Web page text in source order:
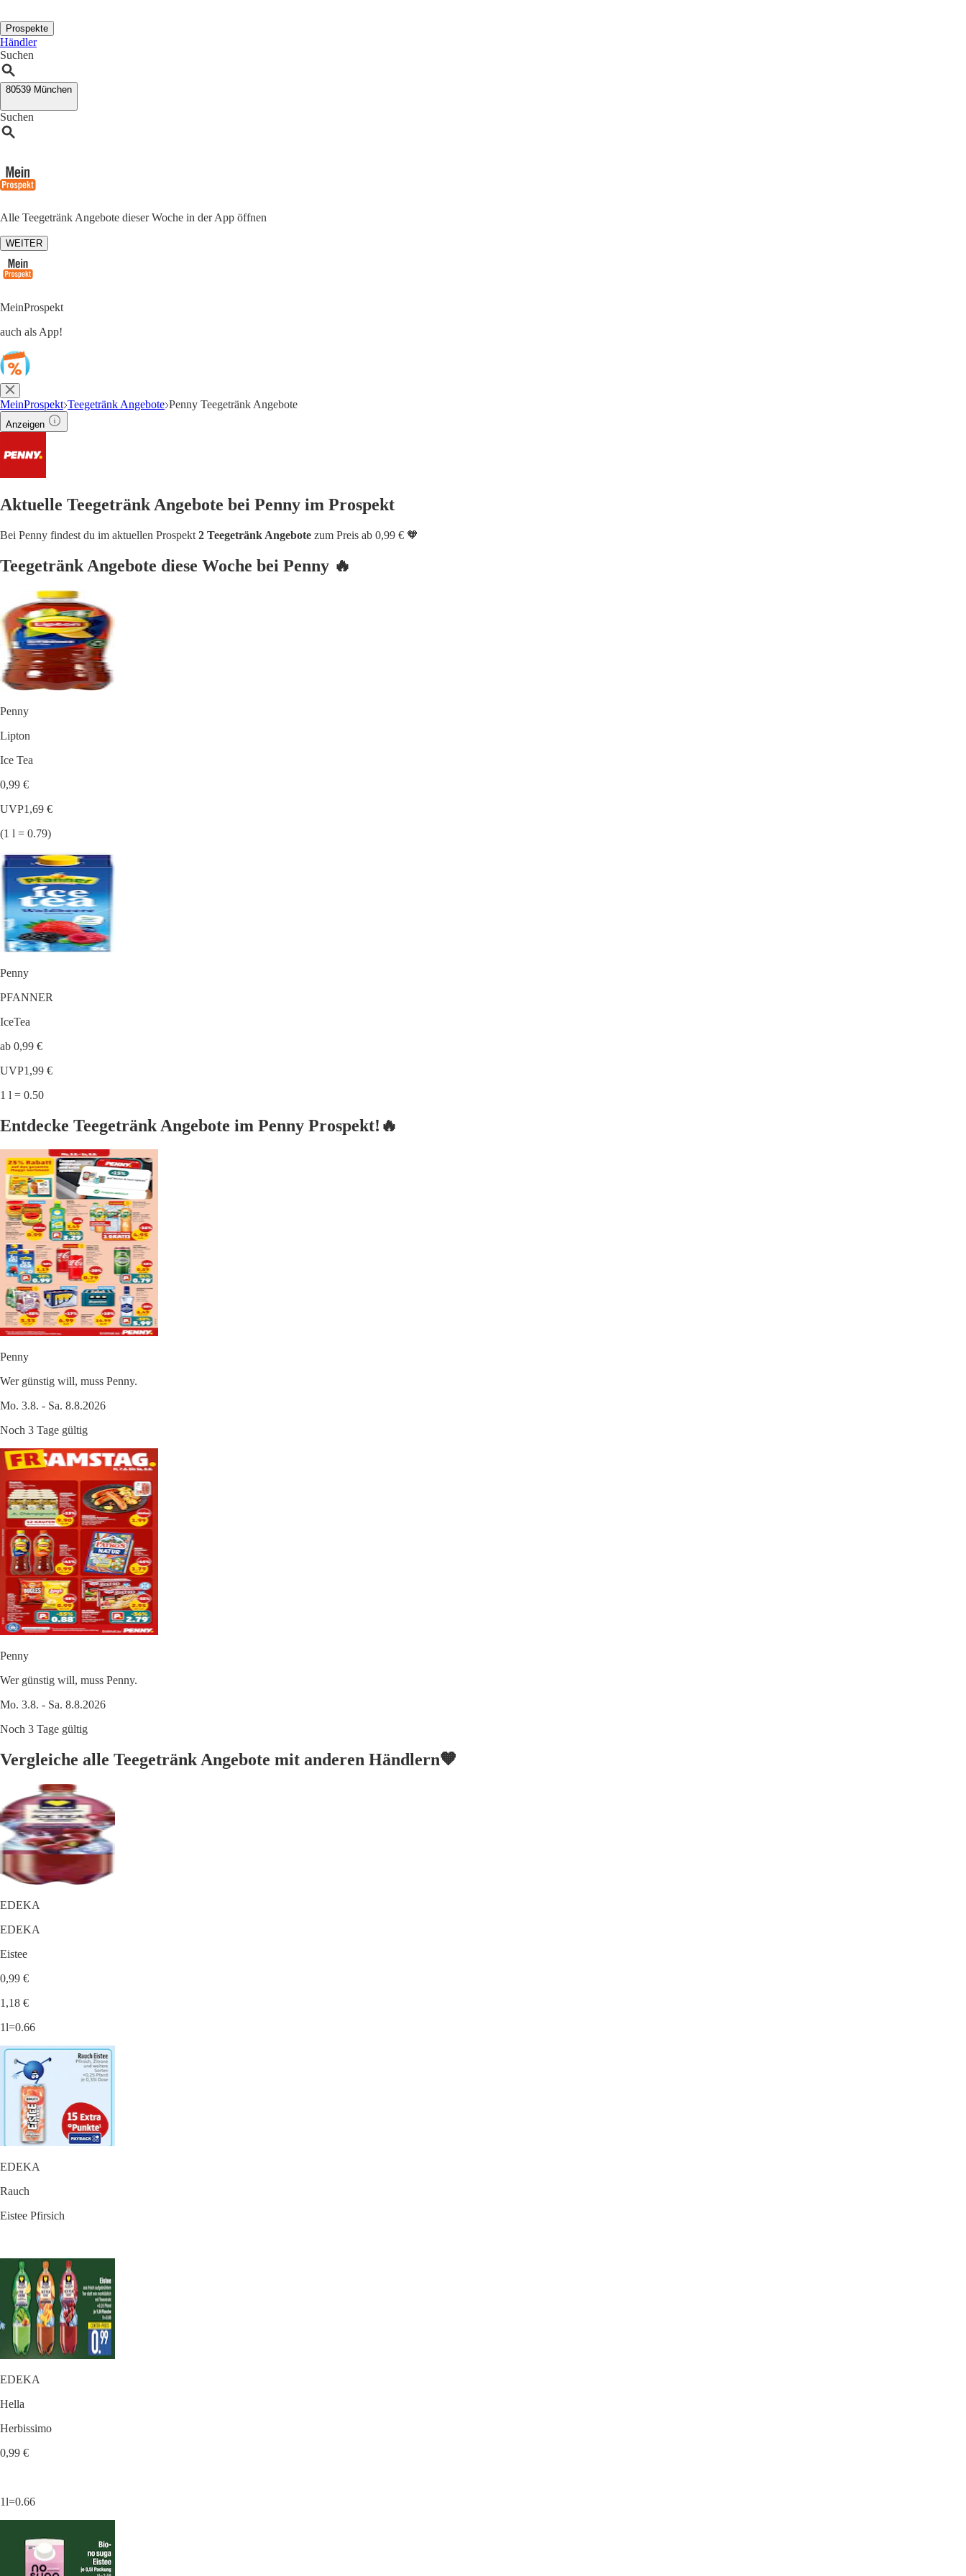
Prospekte
Händler
Suchen
80539 München
Suchen
Alle Teegetränk Angebote dieser Woche in der App öffnen
WEITER
MeinProspekt
auch als App!
MeinProspekt Teegetränk Angebote Penny Teegetränk Angebote
Anzeigen
Aktuelle Teegetränk Angebote bei Penny im Prospekt
Bei Penny findest du im aktuellen Prospekt 2 Teegetränk Angebote zum Preis ab 0,99 € 🧡
Teegetränk Angebote diese Woche bei Penny 🔥
Penny
Lipton
Ice Tea
0,99 €
UVP1,69 €
(1 l = 0.79)
Penny
PFANNER
IceTea
ab 0,99 €
UVP1,99 €
1 l = 0.50
Entdecke Teegetränk Angebote im Penny Prospekt!🔥
Penny
Wer günstig will, muss Penny.
Mo. 3.8. - Sa. 8.8.2026
Noch 3 Tage gültig
Penny
Wer günstig will, muss Penny.
Mo. 3.8. - Sa. 8.8.2026
Noch 3 Tage gültig
Vergleiche alle Teegetränk Angebote mit anderen Händlern🧡
EDEKA
EDEKA
Eistee
0,99 €
1,18 €
1l=0.66
EDEKA
Rauch
Eistee Pfirsich
EDEKA
Hella
Herbissimo
0,99 €
1l=0.66